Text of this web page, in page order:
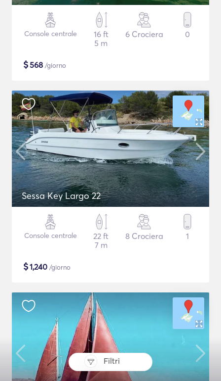
Filtri
Console centrale
16 ft
5 m
6 Crociera 0
$568 /giorno
Sessa Key Largo 22
Console centrale
22 ft
7 m
8 Crociera 1
$1,240 /giorno